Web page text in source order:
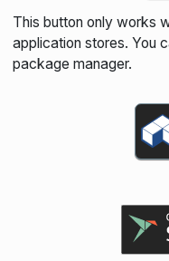
This button only works
application stores. You
package manager.